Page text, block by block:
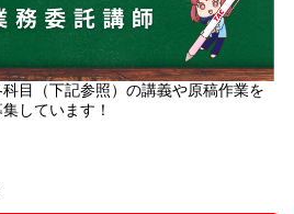
目（下記参照）の講義や原稿作業を
しています！
法・労働法・刑法など）
社会学・社会政策、国際関係など）